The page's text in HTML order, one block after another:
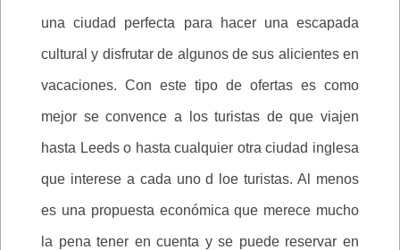
una ciudad perfecta para hacer una escapada
cultural y disfrutar de algunos de sus alicientes en
vacaciones. Con este tipo de ofertas es como
mejor se convence a los turistas de que viajen
hasta Leeds o hasta cualquier otra ciudad inglesa
que interese a cada uno d loe turistas. Al menos
es una propuesta económica que merece mucho
la pena tener en cuenta y se puede reservar en